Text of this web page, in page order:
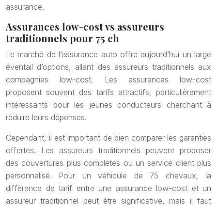
assurance.
Assurances low-cost vs assureurs
traditionnels pour 75 ch
Le marché de l’assurance auto offre aujourd’hui un large
éventail d’options, allant des assureurs traditionnels aux
compagnies low-cost. Les assurances low-cost
proposent souvent des tarifs attractifs, particulièrement
intéressants pour les jeunes conducteurs cherchant à
réduire leurs dépenses.
Cependant, il est important de bien comparer les garanties
offertes. Les assureurs traditionnels peuvent proposer
des couvertures plus complètes ou un service client plus
personnalisé. Pour un véhicule de 75 chevaux, la
différence de tarif entre une assurance low-cost et un
assureur traditionnel peut être significative, mais il faut